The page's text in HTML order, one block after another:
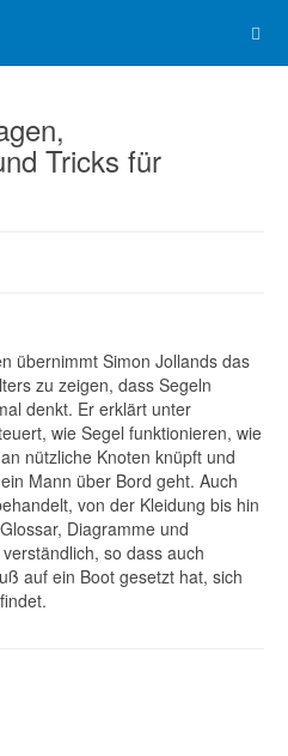
Tricks für
übernimmt Simon Jollands das
zu zeigen, dass Segeln
denkt. Er erklärt unter
wie Segel funktionieren, wie
nützliche Knoten knüpft und
Mann über Bord geht. Auch
von der Kleidung bis hin
Diagramme und
so dass auch
auf ein Boot gesetzt hat, sich
Everything you need to know to get
Karte der Wasserstraßen